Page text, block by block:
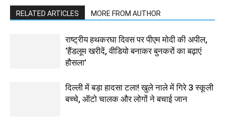
RELATED ARTICLES MORE FROM AUTHOR
राष्ट्रीय हथकरघा दिवस पर पीएम मोदी की अपील,
‘हैंडलूम खरीदें, वीडियो बनाकर बुनकरों का बढ़ाएं
हौसला’
दिल्ली में बड़ा हादसा टला! खुले नाले में गिरे 3 स्कूली
बच्चे, ऑटो चालक और लोगों ने बचाई जान